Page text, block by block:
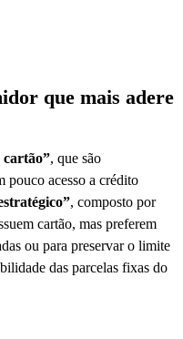
que mais adere
cartão”, que são
pouco acesso a crédito
, composto por
cartão, mas preferem
ou para preservar o limite
das parcelas fixas do